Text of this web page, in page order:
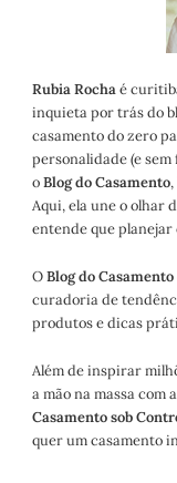
Rubia Rochaé
inquieta por trás do
casamento do zero
personalidade (e
oBlog do Casamento
Aqui, ela une o olhar
entende que planejar
OBlog do Casamento
curadoria de
produtos e dicas
Além de inspirar
a mão na massa com
Casamento sob
quer um casamento